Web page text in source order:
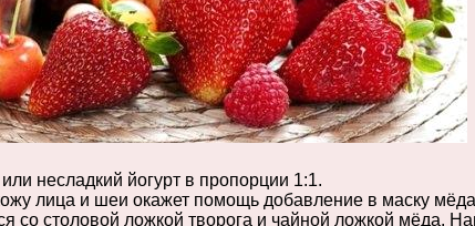
несладкий йогурт в пропорции 1:1.
лица и шеи окажет помощь добавление в маску
столовой ложкой творога и чайной ложкой мёда.